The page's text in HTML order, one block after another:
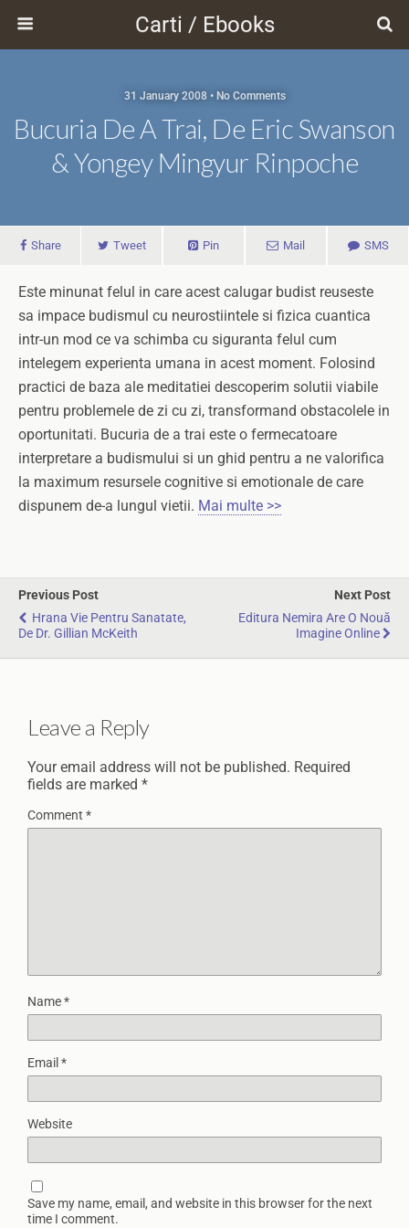
Carti / Ebooks
31 January 2008 • No Comments
Bucuria De A Trai, De Eric Swanson
& Yongey Mingyur Rinpoche
Share Tweet Pin Mail SMS
Este minunat felul in care acest calugar budist reuseste
sa impace budismul cu neurostiintele si fizica cuantica
intr-un mod ce va schimba cu siguranta felul cum
intelegem experienta umana in acest moment. Folosind
practici de baza ale meditatiei descoperim solutii viabile
pentru problemele de zi cu zi, transformand obstacolele in
oportunitati. Bucuria de a trai este o fermecatoare
interpretare a budismului si un ghid pentru a ne valorifica
la maximum resursele cognitive si emotionale de care
dispunem de-a lungul vietii. Mai multe >>
Previous Post
Hrana Vie Pentru Sanatate,
De Dr. Gillian McKeith
Next Post
Editura Nemira Are O Nouă
Imagine Online
Leave a Reply
Your email address will not be published. Required
fields are marked *
Comment *
Name*
Email *
Website
Save my name, email, and website in this browser for the next
time I comment.